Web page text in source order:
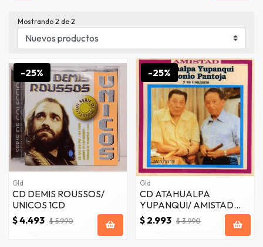
Mostrando 2 de 2
-25%
Gld
CD DEMIS ROUSSOS/
UNICOS 1CD
$ 4.493 $ 5.990
-25%
Gld
CD ATAHUALPA
YUPANQUI/ AMISTAD
ANTONIO PANTOJA 1CD
$ 2.993 $ 3.990